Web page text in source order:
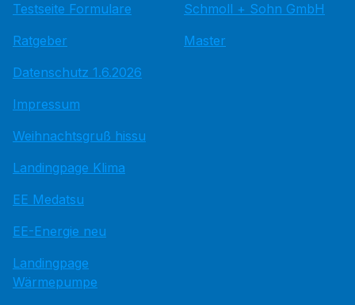
Testseite Formulare
Ratgeber
Datenschutz 1.6.2026
Impressum
Weihnachtsgruß hissu
Landingpage Klima
EE Medatsu
EE-Energie neu
Landingpage
Wärmepumpe
Schmoll + Sohn GmbH
Master